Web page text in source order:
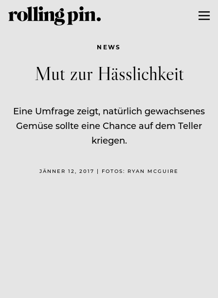
NEWS
Mut zur Hässlichkeit
Eine Umfrage zeigt, natürlich gewachsenes
Gemüse sollte eine Chance auf dem Teller
kriegen.
JÄNNER 12, 2017 | FOTOS: RYAN MCGUIRE